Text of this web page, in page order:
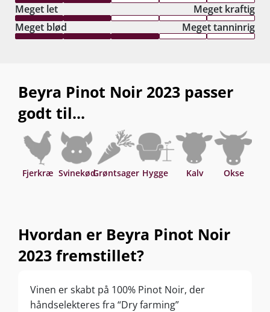
Meget let
Meget kraftig
Meget blød
Meget tanninrig
Beyra Pinot Noir 2023 passer
godt til...
Fjerkræ SvinekødGrøntsager Hygge Kalv Okse
Hvordan er Beyra Pinot Noir
2023 fremstillet?
Vinen er skabt på 100% Pinot Noir, der
håndselekteres fra “Dry farming”